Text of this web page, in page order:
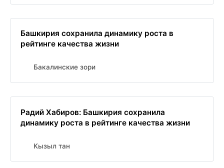
Башкирия сохранила динамику роста в
рейтинге качества жизни
Бакалинские зори
Радий Хабиров: Башкирия сохранила
динамику роста в рейтинге качества жизни
Кызыл тан